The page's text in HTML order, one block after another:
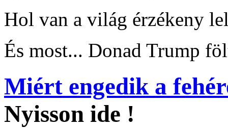
Hol van a világ érzékeny
És most... Donad Trump
Miért engedik a
Nyisson ide !